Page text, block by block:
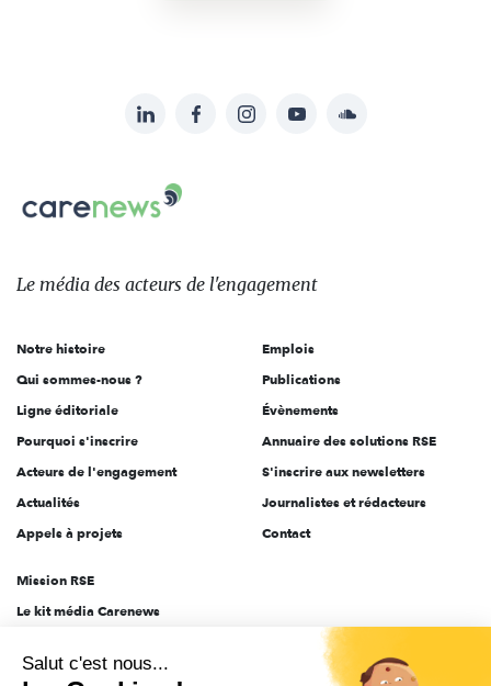
sur:
LinkedInFacebookInstagramYouTubeSoundcloud
Le
des
l'engagement
Le média des acteurs de l'engagement
Notre histoire
Qui sommes-nous ?
Ligne éditoriale
Pourquoi s'inscrire
Acteurs de l'engagement
Actualités
Appels à projets
Emplois
Publications
Évènements
Annuaire des solutions RSE
S'inscrire aux newsletters
Journalistes et rédacteurs
Contact
Mission RSE
Le kit média Carenews
AEF info
Salut c'est nous...